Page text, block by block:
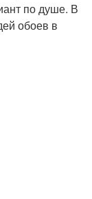
по душе. В
обоев в